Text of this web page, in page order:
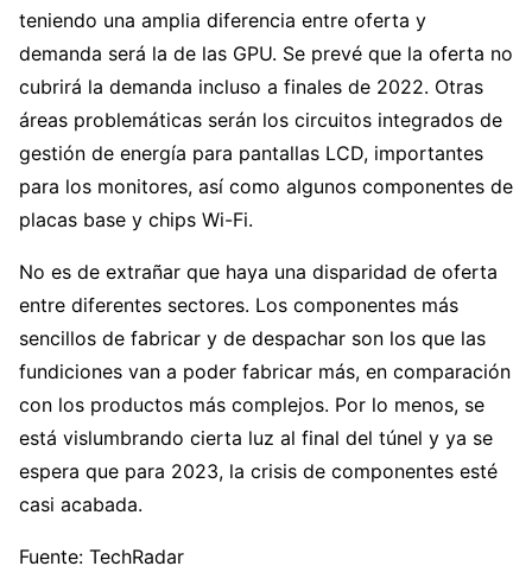
teniendo una amplia diferencia entre oferta y
demanda será la de las GPU. Se prevé que la oferta no
cubrirá la demanda incluso a finales de 2022. Otras
áreas problemáticas serán los circuitos integrados de
gestión de energía para pantallas LCD, importantes
para los monitores, así como algunos componentes de
placas base y chips Wi-Fi.
No es de extrañar que haya una disparidad de oferta
entre diferentes sectores. Los componentes más
sencillos de fabricar y de despachar son los que las
fundiciones van a poder fabricar más, en comparación
con los productos más complejos. Por lo menos, se
está vislumbrando cierta luz al final del túnel y ya se
espera que para 2023, la crisis de componentes esté
casi acabada.
Fuente: TechRadar